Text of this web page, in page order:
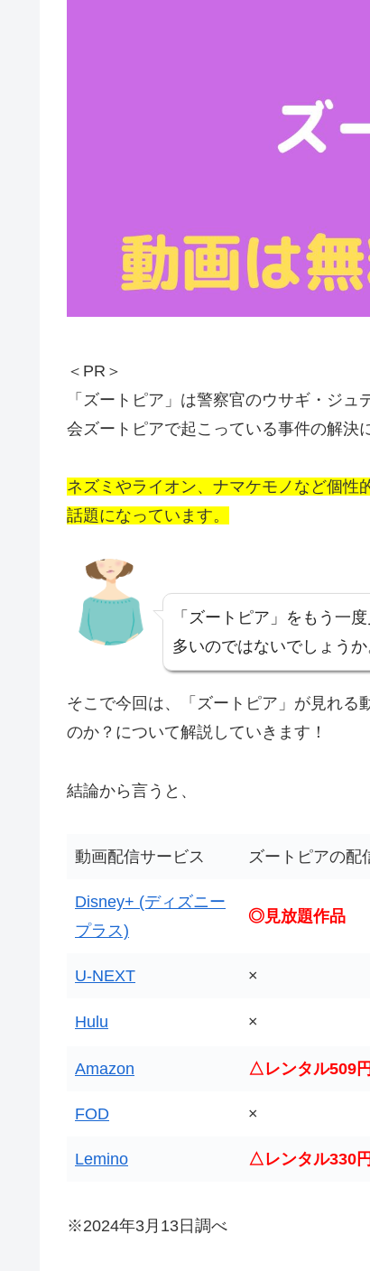
＜PR＞
「ズートピア」は警察官のウサギ・ジ
会ズートピアで起こっている事件の解決
ネズミやライオン、ナマケモノなど個性
話題になっています。
「ズートピア」をもう一
多いのではないでしょうか
そこで今回は、「ズートピア」が見れる
のか？について解説していきます！
結論から言うと、
動画配信サービス ズートピアの配
Disney+ (ディズニー
プラス)
◎見放題作品
U-NEXT ×
Hulu ×
Amazon △レンタル509円
FOD ×
Lemino △レンタル330円
※2024年3月13日調べ